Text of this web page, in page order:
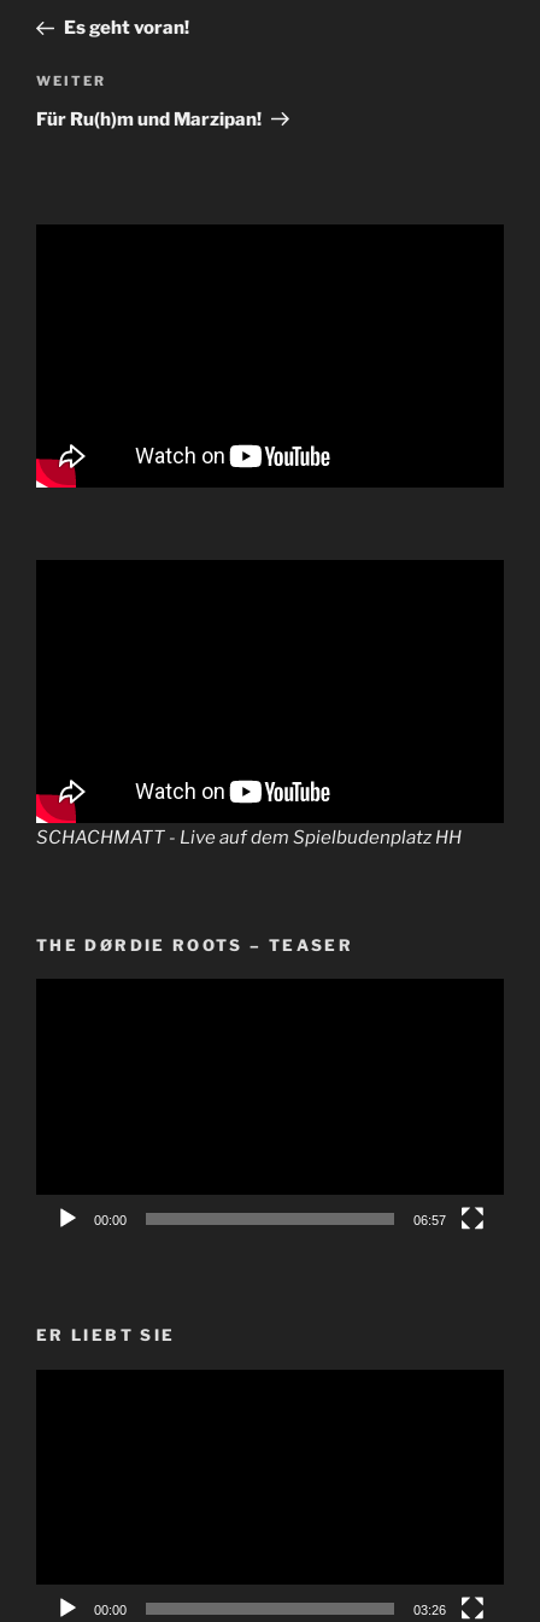
Beitrag
Es geht voran!
Nächster
Beitrag
WEITER
Für Ru(h)m und Marzipan!
SCHACHMATT - Live auf dem Spielbudenplatz HH
THE DØRDIE ROOTS – TEASER
00:00 06:57
ER LIEBT SIE
00:00 03:26